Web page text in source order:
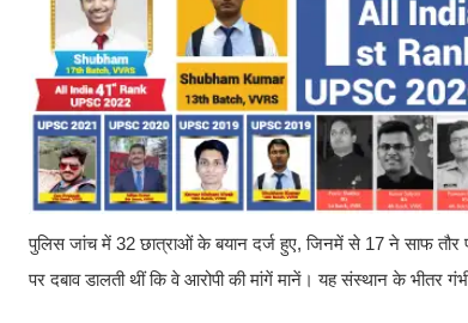
पुलिस जांच में 32 छात्राओं के बयान दर्ज हुए, जिनमें से 17 ने साफ तौर
पर दबाव डालती थीं कि वे आरोपी की मांगें मानें। यह संस्थान के भीतर